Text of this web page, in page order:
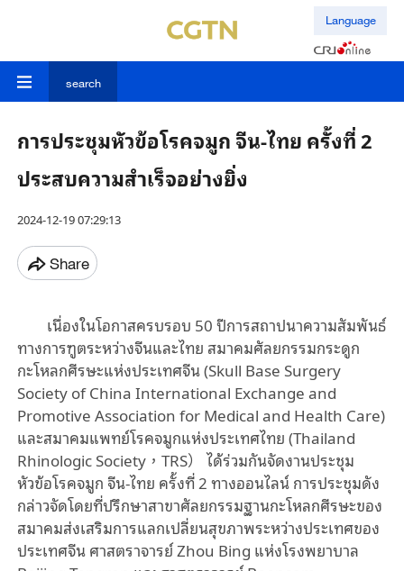
Language
search
การประชุมหัวข้อโรคจมูก จีน-ไทย ครั้งที่ 2
ประสบความสำเร็จอย่างยิ่ง
2024-12-19 07:29:13
Share
เนื่องในโอกาสครบรอบ 50ปีการสถาปนาความสัมพันธ์
ทางการฑูตระหว่างจีนและไทย สมาคมศัลยกรรมกระดูก
กะโหลกศีรษะแห่งประเทศจีน(Skull Base Surgery
Society of China International Exchange and
Promotive Association for Medical and Health Care)
และสมาคมแพทย์โรคจมูกแห่งประเทศไทย(Thailand
Rhinologic Society， TRS） ได้ร่วมกันจัดงานประชุม
หัวข้อโรคจมูก จีน-ไทย ครั้งที่2ทางออนไลน์การประชุมดัง
กล่าวจัดโดยที่ปรึกษาสาขาศัลยกรรมฐานกะโหลกศีรษะของ
สมาคมส่งเสริมการแลกเปลี่ยนสุขภาพระหว่างประเทศของ
ประเทศจีนศาสตราจารย์Zhou Bing แห่งโรงพยาบาล